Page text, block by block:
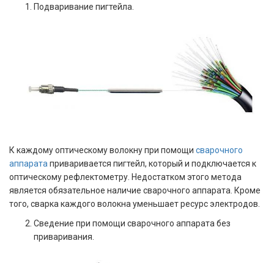
Подваривание пигтейла.
К каждому оптическому волокну при помощи сварочного
аппарата приваривается пигтейл, который и подключается к
оптическому рефлектометру. Недостатком этого метода
является обязательное наличие сварочного аппарата. Кроме
того, сварка каждого волокна уменьшает ресурс электродов.
Сведение при помощи сварочного аппарата без
приваривания.